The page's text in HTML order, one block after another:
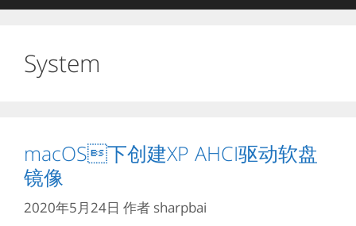
System
macOS下创建XP AHCI驱动软盘
镜像
2020年5月24日 作者 sharpbai